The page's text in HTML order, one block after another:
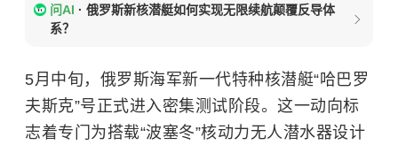
问AI · 俄罗斯新核潜艇如何实现无限续航颠覆反导体
系？
5月中旬，俄罗斯海军新一代特种核潜艇“哈巴罗
夫斯克”号正式进入密集测试阶段。这一动向标
志着专门为搭载“波塞冬”核动力无人潜水器设计